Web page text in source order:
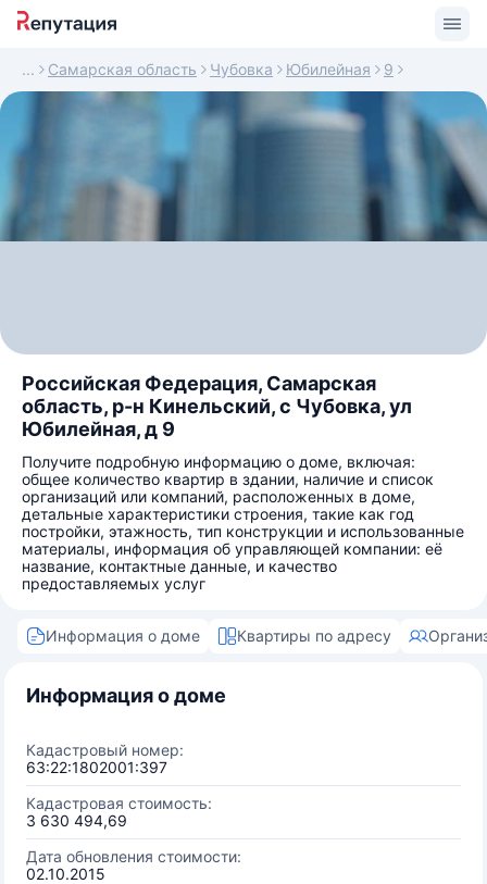
Самарская область Чубовка Юбилейная 9
Российская Федерация, Самарская
область, р-н Кинельский, с Чубовка, ул
Юбилейная, д 9
Получите подробную информацию о доме, включая:
общее количество квартир в здании, наличие и список
организаций или компаний, расположенных в доме,
детальные характеристики строения, такие как год
постройки, этажность, тип конструкции и использованные
материалы, информация об управляющей компании: её
название, контактные данные, и качество
предоставляемых услуг
Информация о доме Квартиры по адресу
Информация о доме
Кадастровый номер:
63:22:1802001:397
Кадастровая стоимость:
3 630 494,69
Дата обновления стоимости:
02.10.2015